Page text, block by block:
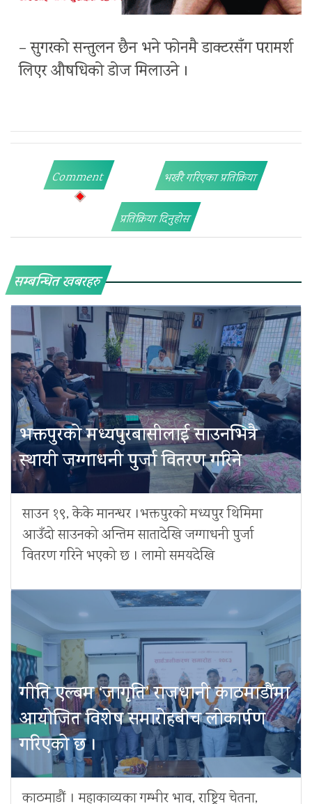
– सुगरको सन्तुलन छैन भने फोनमै डाक्टरसँग परामर्श
लिएर औषधिको डोज मिलाउने ।
Comment भर्खरै गरिएका प्रतिक्रिया
प्रतिक्रिया दिनुहोस
सम्बन्धित खबरहरु
भक्तपुरको मध्यपुरबासीलाई साउनभित्रै
स्थायी जग्गाधनी पुर्जा वितरण गरिने
साउन १९, केके मानन्धर ।भक्तपुरको मध्यपुर थिमिमा
आउँदो साउनको अन्तिम सातादेखि जग्गाधनी पुर्जा
वितरण गरिने भएको छ । लामो समयदेखि
गीति एल्बम ‘जागृति’ राजधानी काठमाडौंमा
आयोजित विशेष समारोहबीच लोकार्पण
गरिएको छ ।
काठमाडौं । महाकाव्यका गम्भीर भाव, राष्ट्रिय चेतना,